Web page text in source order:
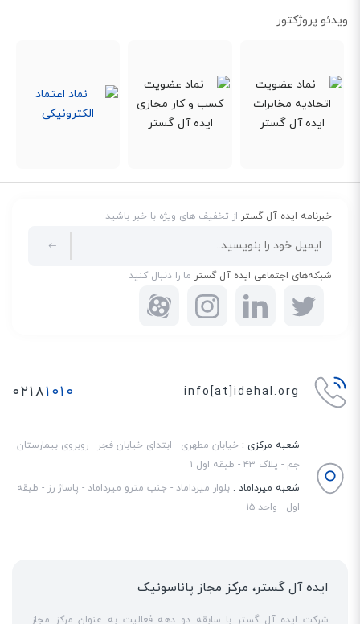
ویدئو پروژکتور
خبرنامه ایده آل گستراز تخفیف های ویژه با خبر باشید
شبکه‌های اجتماعی ایده آل گسترما را دنبال کنید
info[at]idehal.org ۰۲۱۸۱۰۱۰
شعبه مرکزی : خیابان مطهری - ابتدای خیابان فجر - روبروی بیمارستان
جم - پلاک ۴۳ - طبقه اول ۱
شعبه میرداماد : بلوار میرداماد - جنب مترو میرداماد - پاساژ رز - طبقه
اول - واحد ۱۵
ایده آل گستر، مرکز مجاز پاناسونیک
شرکت ایده آل گستر با سابقه دو دهه فعالیت به عنوان مرکز مجاز